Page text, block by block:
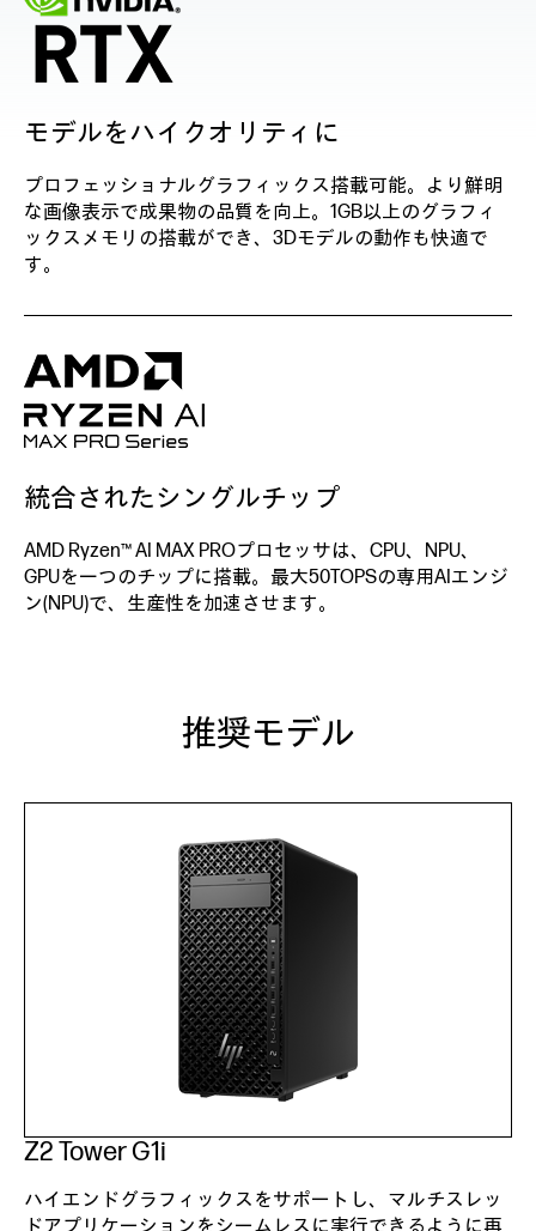
モデルをハイクオリティに
プロフェッショナルグラフィックス搭載可能。より鮮明
な画像表示で成果物の品質を向上。1GB以上のグラフィ
ックスメモリの搭載ができ、3Dモデルの動作も快適で
す。
統合されたシングルチップ
AMD Ryzen™ AI MAX PROプロセッサは、CPU、NPU、
GPUを一つのチップに搭載。最大50TOPSの専用AIエンジ
ン(NPU)で、生産性を加速させます。
推奨モデル
Z2 Tower G1i
ハイエンドグラフィックスをサポートし、マルチスレッ
ドアプリケーションをシームレスに実行できるように再